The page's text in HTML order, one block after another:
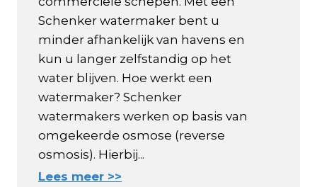
Schenker watermaker bent u
minder afhankelijk van havens en
kun u langer zelfstandig op het
water blijven. Hoe werkt een
watermaker? Schenker
watermakers werken op basis van
omgekeerde osmose (reverse
osmosis). Hierbij...
Lees meer >>